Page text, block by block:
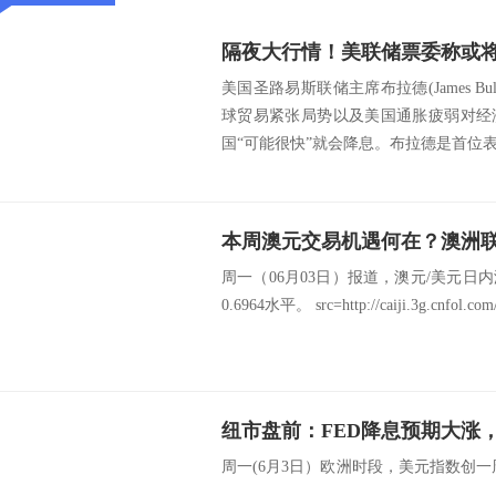
美国圣路易斯联储主席布拉德(James
球贸易紧张局势以及美国通胀疲弱对
国“可能很快”就会降息。布拉德是首位
周一（06月03日）报道，澳元/美元日
0.6964水平。 src=http://
周一(6月3日）欧洲时段，美元指数创